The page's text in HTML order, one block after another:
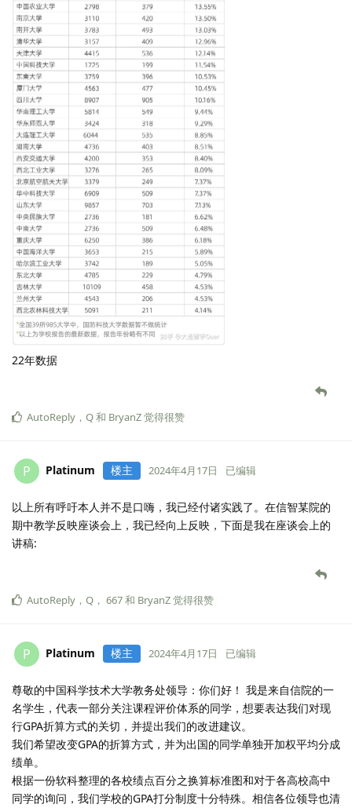
22年数据
AutoReply ， Q和 BryanZ觉得很赞
P Platinum 楼主 2024年4月17日 已编辑
以上所有呼吁本人并不是口嗨，我已经付诸实践了。在信智某院的
期中教学反映座谈会上，我已经向上反映，下面是我在座谈会上的
讲稿:
AutoReply ， Q ， 667和 BryanZ觉得很赞
P Platinum 楼主 2024年4月17日 已编辑
尊敬的中国科学技术大学教务处领导：你们好！ 我是来自信院的一
名学生，代表一部分关注课程评价体系的同学，想要表达我们对现
行GPA折算方式的关切，并提出我们的改进建议。
我们希望改变GPA的折算方式，并为出国的同学单独开加权平均分成
绩单。
根据一份软科整理的各校绩点百分之换算标准图和对于各高校高中
同学的询问，我们学校的GPA打分制度十分特殊。相信各位领导也清